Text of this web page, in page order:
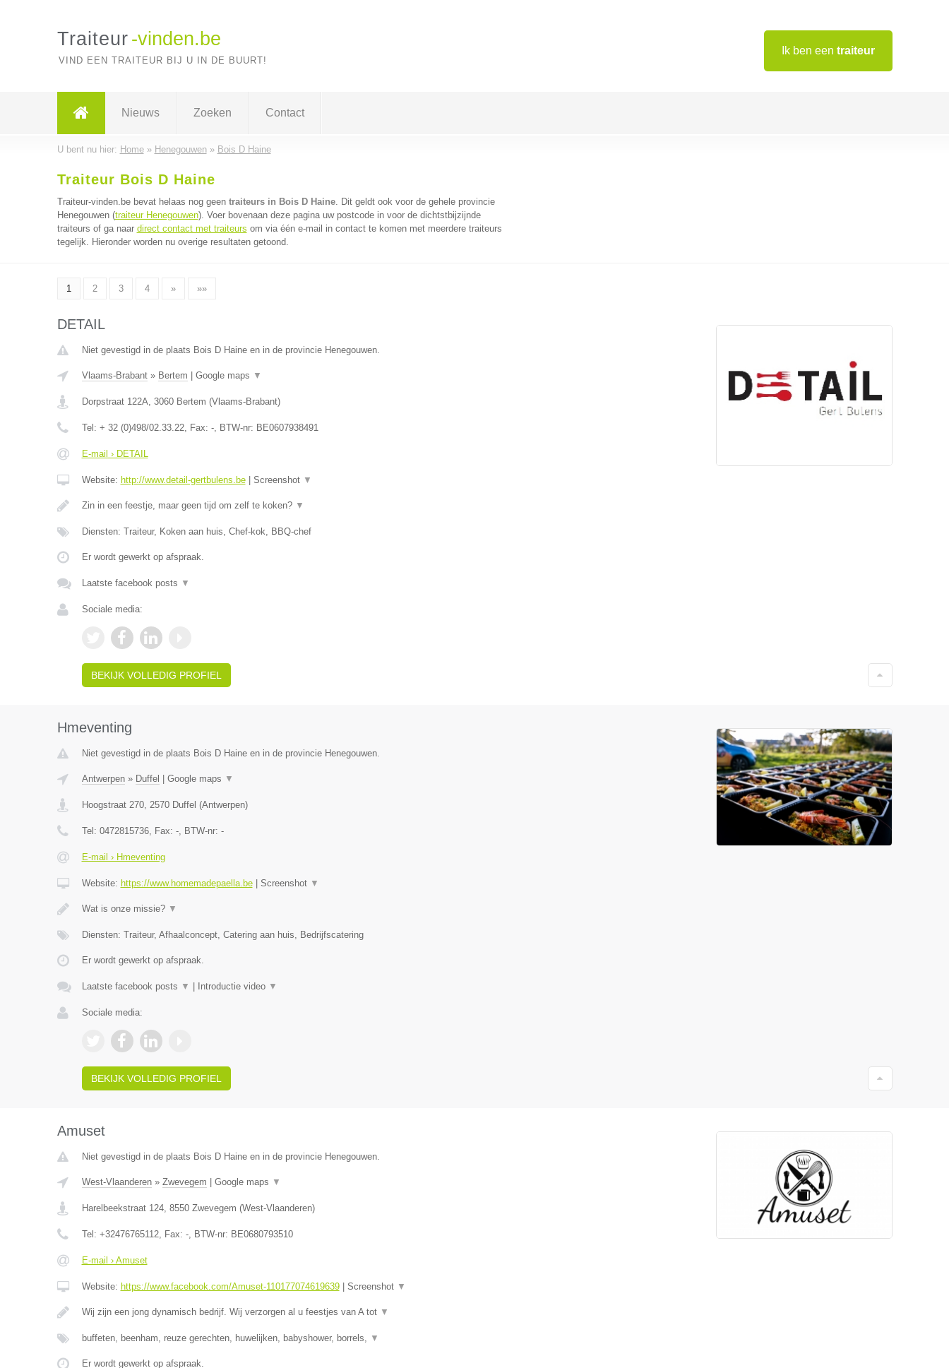
Ik ben een traiteur
Traiteur -vinden.be
VIND EEN TRAITEUR BIJ U IN DE BUURT!
Nieuws Zoeken Contact
U bent nu hier: Home» Henegouwen» Bois D Haine
Traiteur Bois D Haine
Traiteur-vinden.be bevat helaas nog geen traiteurs in Bois D Haine. Dit geldt ook voor de gehele provincie
Henegouwen (traiteur Henegouwen). Voer bovenaan deze pagina uw postcode in voor de dichtstbijzijnde
traiteurs of ga naar direct contact met traiteurs om via één e-mail in contact te komen met meerdere traiteurs
tegelijk. Hieronder worden nu overige resultaten getoond.
1 2 3 4 » »»
DETAIL
Niet gevestigd in de plaats Bois D Haine en in de provincie Henegouwen.
Vlaams-Brabant» Bertem Google maps ▼
Dorpstraat 122A, 3060 Bertem (Vlaams-Brabant)
Tel: + 32 (0)498/02.33.22, Fax: -, BTW-nr: BE0607938491
E-mail › DETAIL
Website: http://www.detail-gertbulens.be| Screenshot ▼
Zin in een feestje, maar geen tijd om zelf te koken? ▼
Diensten: Traiteur, Koken aan huis, Chef-kok, BBQ-chef
Er wordt gewerkt op afspraak.
Laatste facebook posts ▼
Sociale media:
BEKIJK VOLLEDIG PROFIEL
Hmeventing
Niet gevestigd in de plaats Bois D Haine en in de provincie Henegouwen.
Antwerpen» Duffel Google maps ▼
Hoogstraat 270, 2570 Duffel (Antwerpen)
Tel: 0472815736, Fax: -, BTW-nr: -
E-mail › Hmeventing
Website: https://www.homemadepaella.be| Screenshot ▼
Wat is onze missie? ▼
Diensten: Traiteur, Afhaalconcept, Catering aan huis, Bedrijfscatering
Er wordt gewerkt op afspraak.
Laatste facebook posts ▼ Introductie video ▼
Sociale media:
BEKIJK VOLLEDIG PROFIEL
Amuset
Niet gevestigd in de plaats Bois D Haine en in de provincie Henegouwen.
West-Vlaanderen» Zwevegem Google maps ▼
Harelbeekstraat 124, 8550 Zwevegem (West-Vlaanderen)
Tel: +32476765112, Fax: -, BTW-nr: BE0680793510
E-mail › Amuset
Website: https://www.facebook.com/Amuset-110177074619639| Screenshot ▼
Wij zijn een jong dynamisch bedrijf. Wij verzorgen al u feestjes van A tot ▼
buffeten, beenham, reuze gerechten, huwelijken, babyshower, borrels, ▼
Er wordt gewerkt op afspraak.